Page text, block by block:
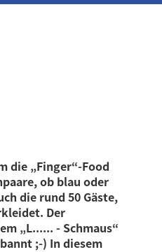
die „Finger“-Food
ob blau oder
die rund 50 Gäste,
Der
„L...... - Schmaus“
;-) In diesem